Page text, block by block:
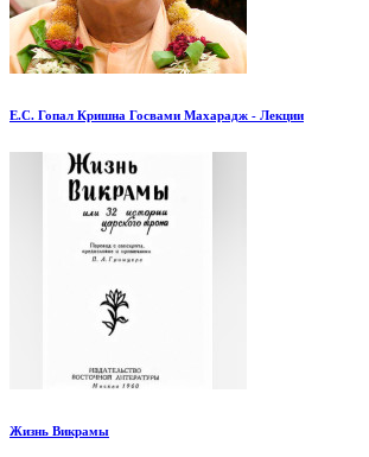
Е.С. Гопал Кришна Госвами Махарадж - Лекции
Жизнь Викрамы